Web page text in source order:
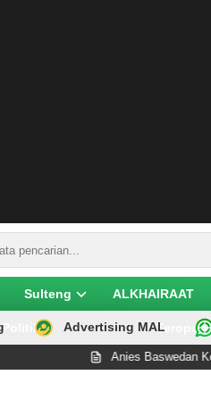
Sulteng ALKHAIRAAT
Politik Advertising MAL
Anies Baswedan Kenang